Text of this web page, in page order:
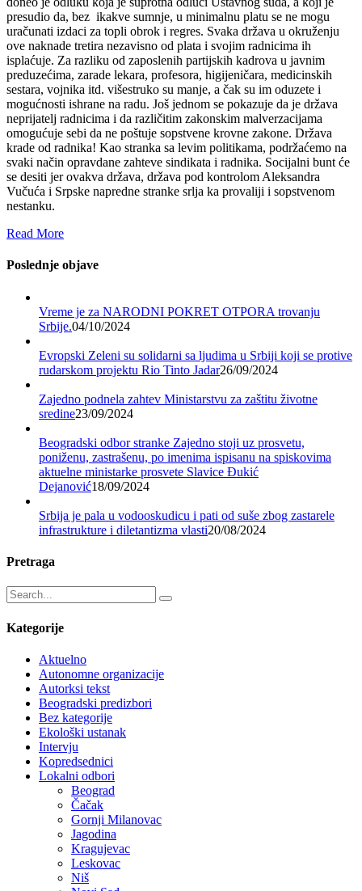
presudio da, bez ikakve sumnje, u minimalnu platu se ne mogu
uračunati izdaci za topli obrok i regres. Svaka država u okruženju
ove naknade tretira nezavisno od plata i svojim radnicima ih
isplaćuje. Za razliku od zaposlenih partijskih kadrova u javnim
preduzećima, zarade lekara, profesora, higijeničara, medicinskih
sestara, vojnika itd. višestruko su manje, a čak su im oduzete i
mogućnosti ishrane na radu. Još jednom se pokazuje da je država
neprijatelj radnicima i da različitim zakonskim malverzacijama
omogućuje sebi da ne poštuje sopstvene krovne zakone. Država
krade od radnika! Kao stranka sa levim politikama, podržaćemo na
svaki način opravdane zahteve sindikata i radnika. Socijalni bunt će
se desiti jer ovakva država, država pod kontrolom Aleksandra
Vučuća i Srpske napredne stranke srlja ka provaliji i sopstvenom
nestanku.
Read More
Poslednje objave
Vreme je za NARODNI POKRET OTPORA trovanju
Srbije.04/10/2024
Evropski Zeleni su solidarni sa ljudima u Srbiji koji se protive
rudarskom projektu Rio Tinto Jadar26/09/2024
Zajedno podnela zahtev Ministarstvu za zaštitu životne
sredine23/09/2024
Beogradski odbor stranke Zajedno stoji uz prosvetu,
poniženu, zastrašenu, po imenima ispisanu na spiskovima
aktuelne ministarke prosvete Slavice Đukić
Dejanović18/09/2024
Srbija je pala u vodooskudicu i pati od suše zbog zastarele
infrastrukture i diletantizma vlasti20/08/2024
Pretraga
Kategorije
Aktuelno
Autonomne organizacije
Autorksi tekst
Beogradski predizbori
Bez kategorije
Ekološki ustanak
Intervju
Kopredsednici
Lokalni odbori
Beograd
Čačak
Gornji Milanovac
Jagodina
Kragujevac
Leskovac
Niš